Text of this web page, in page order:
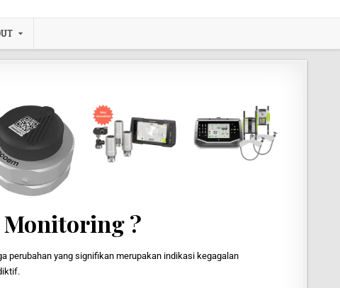
?
perubahan yang signifikan merupakan indikasi kegagalan